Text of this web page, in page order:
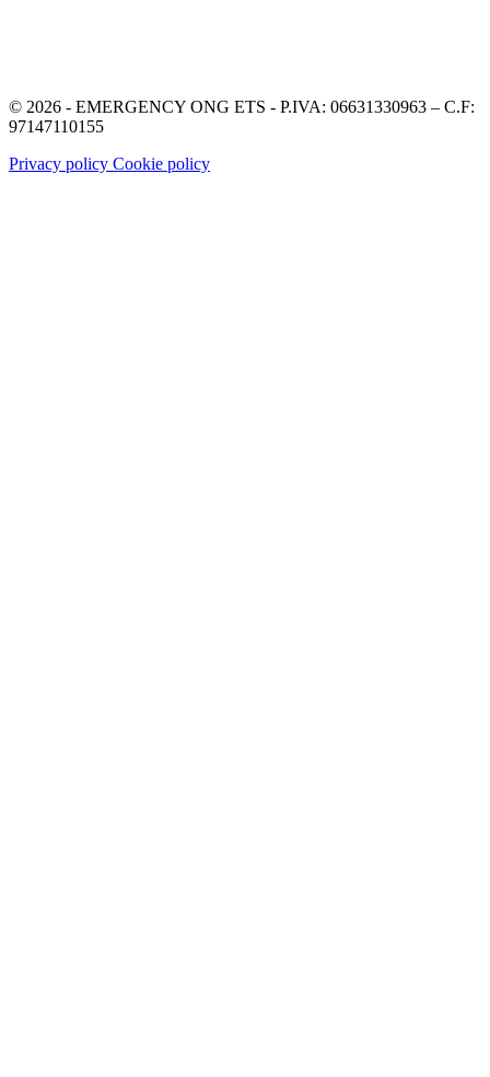
© 2026 - EMERGENCY ONG ETS - P.IVA: 06631330963 – C.F:
97147110155
Privacy policy Cookie policy